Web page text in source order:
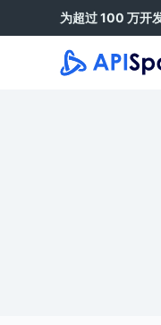
为超过 100 万开